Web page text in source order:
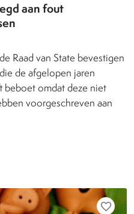
aan fout
Raad van State bevestigen
de afgelopen jaren
beboet omdat deze niet
voorgeschreven aan
favorite_border